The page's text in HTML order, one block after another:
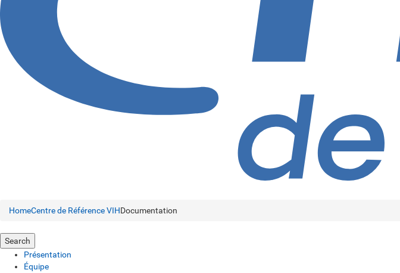
HomeCentre de Référence VIHDocumentation
Search
Présentation
Équipe